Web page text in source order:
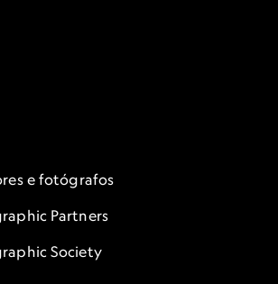
e fotógrafos
Partners
Society